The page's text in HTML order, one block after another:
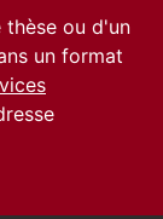
thèse ou d'un
un format